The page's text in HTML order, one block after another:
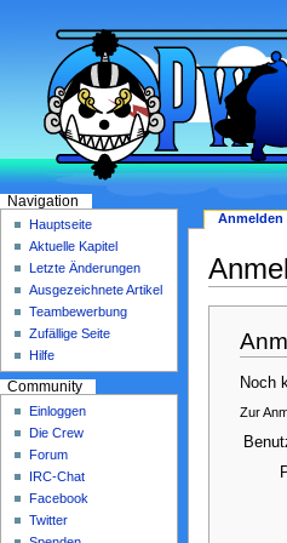
Noch
Zur
Anmelden
Navigation
Hauptseite
Aktuelle Kapitel
Letzte Änderungen
Ausgezeichnete Artikel
Teambewerbung
Zufällige Seite
Hilfe
Community
Einloggen
Die Crew
Forum
IRC-Chat
Facebook
Twitter